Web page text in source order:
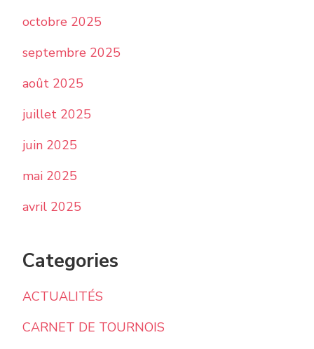
octobre 2025
septembre 2025
août 2025
juillet 2025
juin 2025
mai 2025
avril 2025
Categories
ACTUALITÉS
CARNET DE TOURNOIS